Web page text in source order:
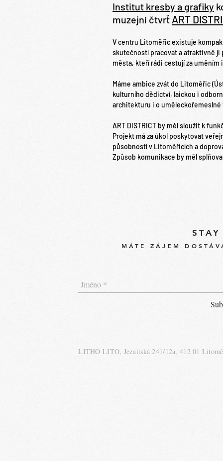
Institut kresby a grafiky
muzejní čtvrť ART
V centru Litoměřic existuje
skutečností pracovat a atraktivně ji
města, kteří rádi cestují za uměním
Máme ambice zvát do Litoměřic
kulturního dědictví, laickou i
architekturu i o uměleckořemeslné
ART DISTRICT by měl sloužit k
Projekt má za úkol poskytovat
působností v Litoměřicích a
Způsob komunikace by měl
MÁTE ZÁJEM
LITHO LITO, Jezuitská 241/12a, 412 01